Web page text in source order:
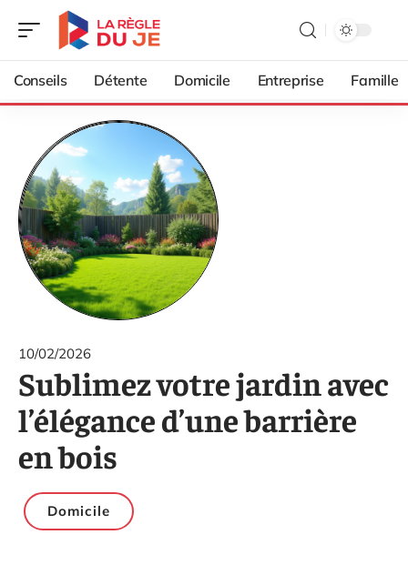
Conseils Détente Domicile Entreprise Famille
10/02/2026
Sublimez votre jardin avec
l’élégance d’une barrière
en bois
Domicile